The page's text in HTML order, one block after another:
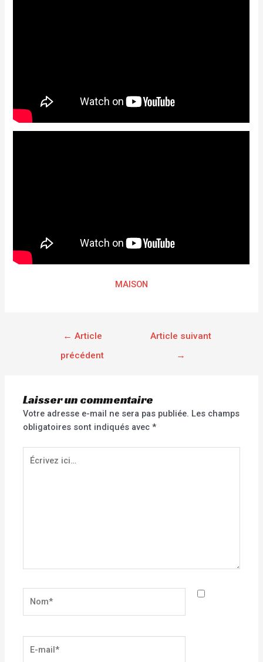
MAISON
← Article
précédent
Article suivant
→
Laisser un commentaire
Votre adresse e-mail ne sera pas publiée. Les champs
obligatoires sont indiqués avec*
Écrivez
ici…
mail*